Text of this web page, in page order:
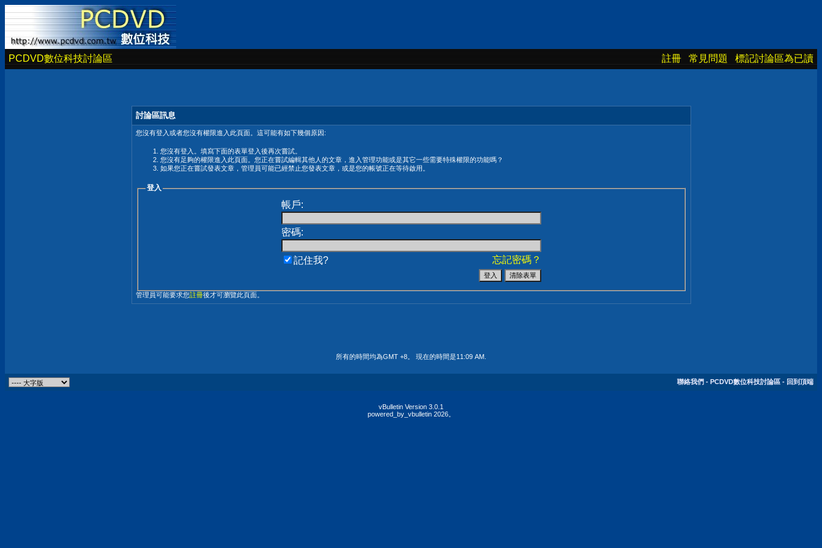
PCDVD數位科技討論區 註冊 常見問題 標記討論區為已讀
討論區訊息
您沒有登入或者您沒有權限進入此頁面。這可能有如下幾個原因:
您沒有登入。填寫下面的表單登入後再次嘗試。
您沒有足夠的權限進入此頁面。您正在嘗試編輯其他人的文章，進入管理功能或是其它一些需要特殊權限的功能嗎？
如果您正在嘗試發表文章，管理員可能已經禁止您發表文章，或是您的帳號正在等待啟用。
登入
帳戶:
密碼:
忘記密碼？
記住我?
管理員可能要求您註冊後才可瀏覽此頁面。
所有的時間均為GMT +8。 現在的時間是11:09 AM
聯絡我們 - PCDVD數位科技討論區 - 回到頂端
vBulletin Version 3.0.1
powered_by_vbulletin 2026。